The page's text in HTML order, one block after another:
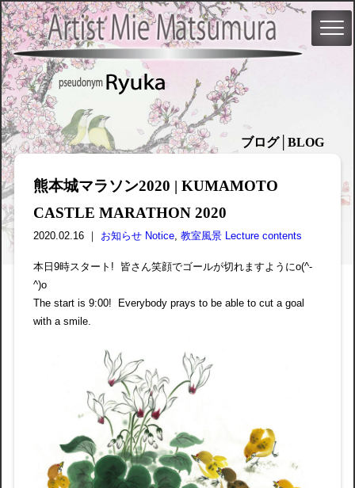
ブログ│BLOG
熊本城マラソン2020 | KUMAMOTO
CASTLE MARATHON 2020
2020.02.16 ｜ お知らせ Notice, 教室風景 Lecture contents
本日9時スタート! 皆さん笑顔でゴールが切れますようにo(^-
^)o
The start is 9:00! Everybody prays to be able to cut a goal
with a smile.